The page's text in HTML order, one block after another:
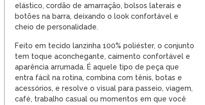
elástico, cordão de amarração, bolsos laterais e
botões na barra, deixando o look confortável e
cheio de personalidade.
Feito em tecido lanzinha 100% poliéster, o conjunto
tem toque aconchegante, caimento confortável e
aparência arrumada. É aquele tipo de peça que
entra fácil na rotina, combina com tênis, botas e
acessórios, e resolve o visual para passeio, viagem,
café, trabalho casual ou momentos em que você